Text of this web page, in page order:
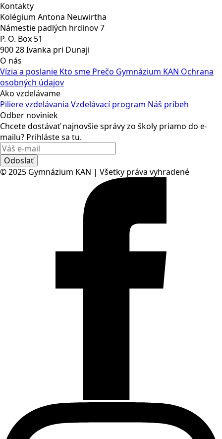
Kontakty
Kolégium Antona Neuwirtha
Námestie padlých hrdinov 7
P. O. Box 51
900 28 Ivanka pri Dunaji
O nás
Vízia a poslanie Kto sme Prečo Gymnázium KAN Ochrana
osobných údajov
Ako vzdelávame
Piliere vzdelávania Vzdelávací program Náš príbeh
Odber noviniek
Chcete dostávať najnovšie správy zo školy priamo do e-
mailu? Prihláste sa tu.
Odoslať
© 2025 Gymnázium KAN | Všetky práva vyhradené